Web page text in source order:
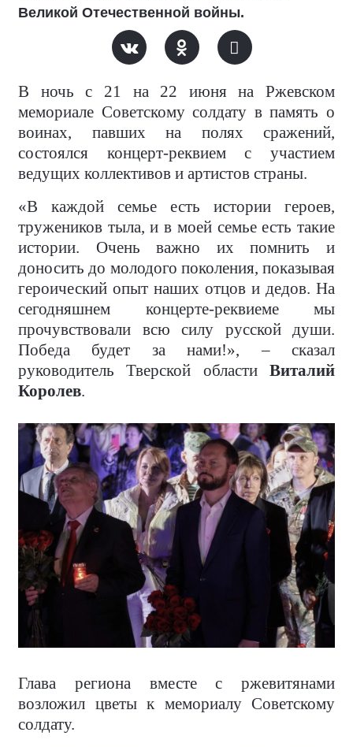
Великой Отечественной войны.
В ночь с 21 на 22 июня на Ржевском
мемориале Советскому солдату в память о
воинах, павших на полях сражений,
состоялся концерт-реквием с участием
ведущих коллективов и артистов страны.
«В каждой семье есть истории героев,
тружеников тыла, и в моей семье есть такие
истории. Очень важно их помнить и
доносить до молодого поколения, показывая
героический опыт наших отцов и дедов. На
сегодняшнем концерте-реквиеме мы
прочувствовали всю силу русской души.
Победа будет за нами!», – сказал
руководитель Тверской области Виталий
Королев.
Глава региона вместе с ржевитянами
возложил цветы к мемориалу Советскому
солдату.